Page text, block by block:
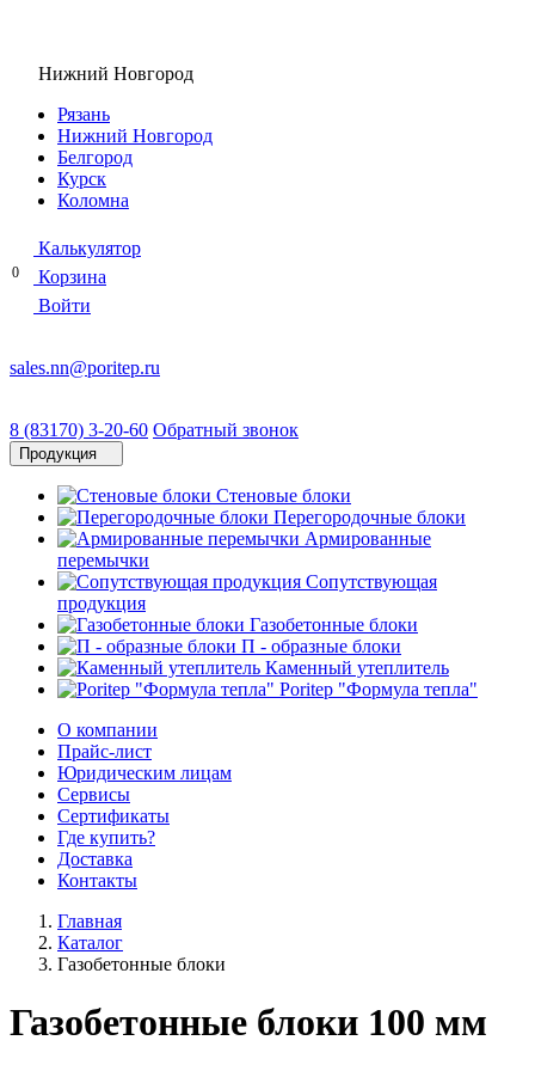
Нижний Новгород
Рязань
Нижний Новгород
Белгород
Курск
Коломна
Калькулятор
Корзина
0
Войти
sales.nn@poritep.ru
8 (83170) 3-20-60 Обратный звонок
Продукция
Стеновые блоки
Перегородочные блоки
Армированные
перемычки
Сопутствующая
продукция
Газобетонные блоки
П - образные блоки
Каменный утеплитель
Poritep "Формула тепла"
О компании
Прайс-лист
Юридическим лицам
Сервисы
Сертификаты
Где купить?
Доставка
Контакты
Главная
Каталог
Газобетонные блоки
Газобетонные блоки 100 мм